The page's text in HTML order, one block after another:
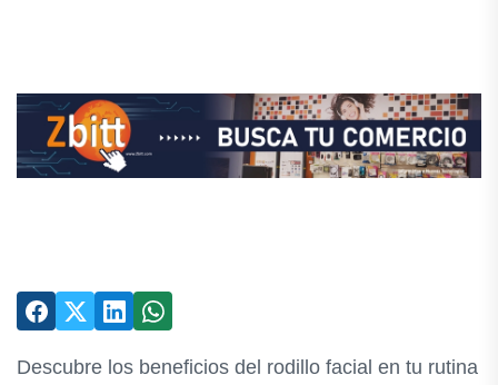
Descubre los beneficios del rodillo facial en tu rutina